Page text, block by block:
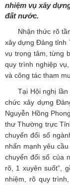
nhiệm vụ xây
đất nước.
Nhận thức rõ
xây dựng Đảng tỉnh
vụ trọng tâm, từng
quy trình nghiệp
và công tác tham
Tại Hội nghị
chức xây dựng
Nguyễn Hồng
thư Thường trực
chuyển đổi số
nhấn mạnh yêu
chuyển đổi số của
rõ, 1 xuyên suốt”,
nhiệm, rõ quy